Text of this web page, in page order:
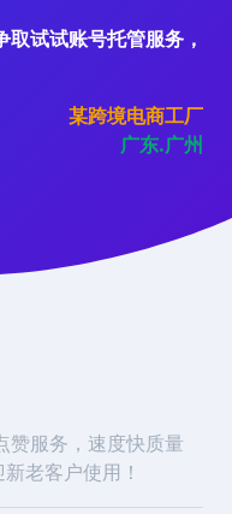
试试账号托管服务，
某跨境电商工厂
广东.广州
赞服务，速度快质量
老客户使用！